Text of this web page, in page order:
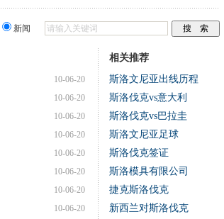
新闻
10-06-20
10-06-20
10-06-20
10-06-20
10-06-20
10-06-20
10-06-20
10-06-20
相关推荐
斯洛文尼亚出线历程
斯洛伐克vs意大利
斯洛伐克vs巴拉圭
斯洛文尼亚足球
斯洛伐克签证
斯洛模具有限公司
捷克斯洛伐克
新西兰对斯洛伐克